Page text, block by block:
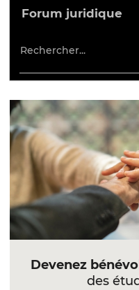
Forum juridique
Devenez
des